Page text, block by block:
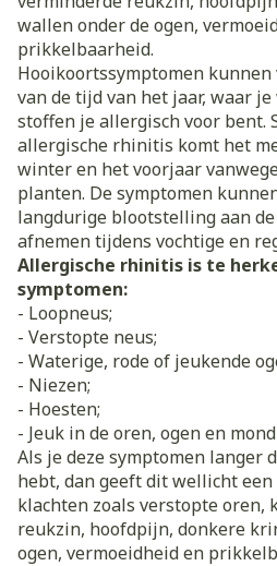
wallen onder de ogen,
prikkelbaarheid.
Hooikoortssymptomen
van de tijd van het jaar, waar
stoffen je allergisch voor bent.
allergische rhinitis komt het
winter en het voorjaar
planten. De symptomen
langdurige blootstelling aan
afnemen tijdens vochtige en
Allergische rhinitis is te
symptomen:
- Loopneus;
- Verstopte neus;
- Waterige, rode of jeukende
- Niezen;
- Hoesten;
- Jeuk in de oren, ogen en
Als je deze symptomen langer
hebt, dan geeft dit wellicht
klachten zoals verstopte oren,
reukzin, hoofdpijn, donkere
ogen, vermoeidheid en